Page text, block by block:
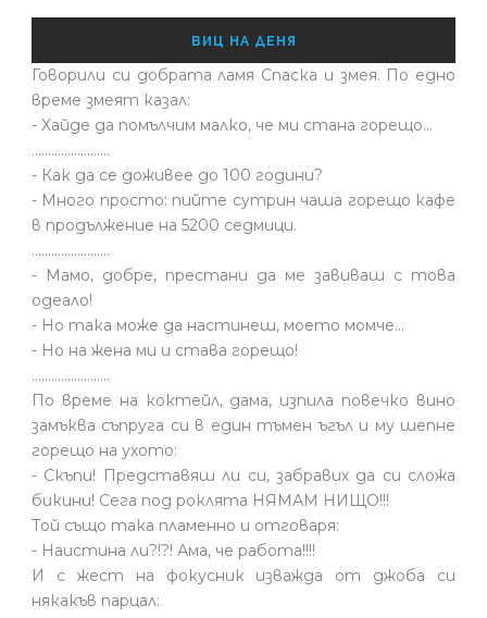
ВИЦ НА ДЕНЯ
Говорили си добрата ламя Спаска и змея. По едно
време змеят казал:
- Хайде да помълчим малко, че ми стана горещо...
........................
- Как да се доживее до 100 години?
- Много просто: пийте сутрин чаша горещо кафе
в продължение на 5200 седмици.
........................
- Мамо, добре, престани да ме завиваш с това
одеало!
- Но така може да настинеш, моето момче…
- Но на жена ми и става горещо!
........................
По време на коктейл, дама, изпила повечко вино
замъква съпруга си в един тъмен ъгъл и му шепне
горещо на ухото:
- Скъпи! Представяш ли си, забравих да си сложа
бикини! Сега под роклята НЯМАМ НИЩО!!!
Той също така пламенно и отговаря:
- Наистина ли?!?! Ама, че работа!!!!
И с жест на фокусник изважда от джоба си
някакъв парцал: